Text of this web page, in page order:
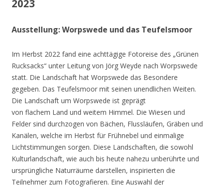
2023
Ausstellung: Worpswede und das Teufelsmoor
Im Herbst 2022 fand eine achttägige Fotoreise des „Grünen
Rucksacks“ unter Leitung von Jörg Weyde nach Worpswede
statt. Die Landschaft hat Worpswede das Besondere
gegeben. Das Teufelsmoor mit seinen unendlichen Weiten.
Die Landschaft um Worpswede ist geprägt
von flachem Land und weitem Himmel. Die Wiesen und
Felder sind durchzogen von Bächen, Flussläufen, Gräben und
Kanälen, welche im Herbst für Frühnebel und einmalige
Lichtstimmungen sorgen. Diese Landschaften, die sowohl
Kulturlandschaft, wie auch bis heute nahezu unberührte und
ursprüngliche Naturräume darstellen, inspirierten die
Teilnehmer zum Fotografieren. Eine Auswahl der